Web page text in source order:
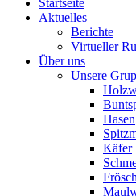
Startseite
Aktuelles
Berichte
Virtueller
Über uns
Unsere
Hasen
Käfer